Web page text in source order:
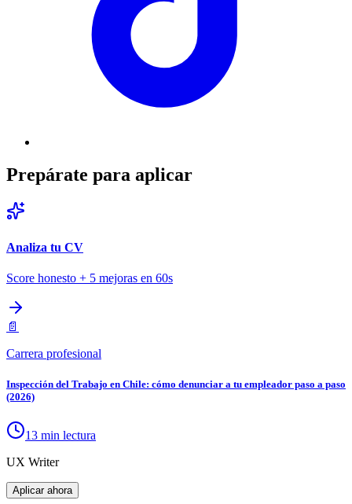
Prepárate para aplicar
Analiza tu CV
Score honesto + 5 mejoras en 60s
📄
Carrera profesional
Inspección del Trabajo en Chile: cómo denunciar a tu empleador paso a paso
(2026)
13 min lectura
UX Writer
Aplicar ahora